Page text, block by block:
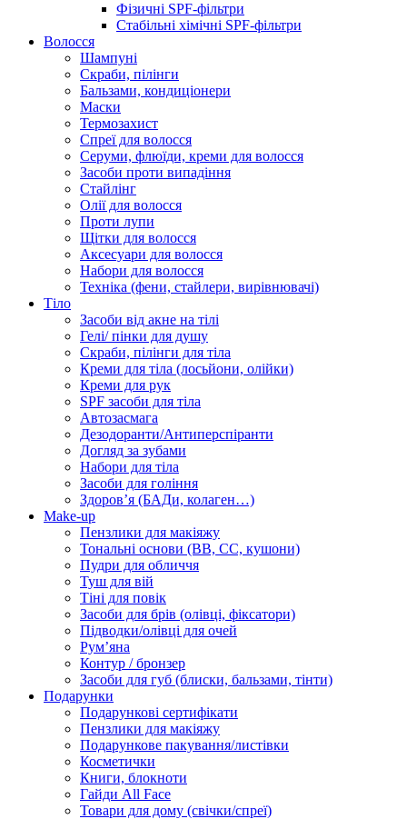
Фізичні SPF-фільтри
Стабільні хімічні SPF-фільтри
Волосся
Шампуні
Скраби, пілінги
Бальзами, кондиціонери
Маски
Термозахист
Спреї для волосся
Серуми, флюїди, креми для волосся
Засоби проти випадіння
Стайлінг
Олії для волосся
Проти лупи
Щітки для волосся
Аксесуари для волосся
Набори для волосся
Техніка (фени, стайлери, вирівнювачі)
Тіло
Засоби від акне на тілі
Гелі/ пінки для душу
Скраби, пілінги для тіла
Креми для тіла (лосьйони, олійки)
Креми для рук
SPF засоби для тіла
Автозасмага
Дезодоранти/Антиперспіранти
Догляд за зубами
Набори для тіла
Засоби для гоління
Здоровʼя (БАДи, колаген…)
Make-up
Пензлики для макіяжу
Тональні основи (BB, CC, кушони)
Пудри для обличчя
Туш для вій
Тіні для повік
Засоби для брів (олівці, фіксатори)
Підводки/олівці для очей
Румʼяна
Контур / бронзер
Засоби для губ (блиски, бальзами, тінти)
Подарунки
Подарункові сертифікати
Пензлики для макіяжу
Подарункове пакування/листівки
Косметички
Книги, блокноти
Гайди All Face
Товари для дому (свічки/спреї)